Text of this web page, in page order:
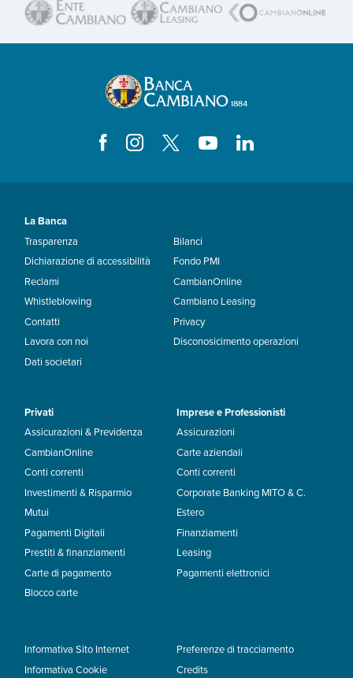
La Banca
Trasparenza
Dichiarazione di accessibilità
Reclami
Whistleblowing
Contatti
Lavora con noi
Dati societari
Bilanci
Fondo PMI
CambianOnline
Cambiano Leasing
Privacy
Disconosicimento operazioni
Privati
Assicurazioni & Previdenza
CambianOnline
Conti correnti
Investimenti & Risparmio
Mutui
Pagamenti Digitali
Prestiti & finanziamenti
Carte di pagamento
Blocco carte
Imprese e Professionisti
Assicurazioni
Carte aziendali
Conti correnti
Corporate Banking MITO & C.
Estero
Finanziamenti
Leasing
Pagamenti elettronici
Informativa Sito Internet
Informativa Cookie
Preferenze di tracciamento
Credits